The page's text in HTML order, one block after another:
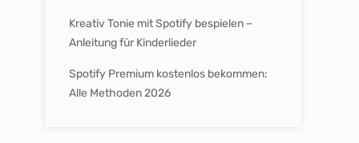
Kreativ Tonie mit Spotify bespielen –
Anleitung für Kinderlieder
Spotify Premium kostenlos bekommen:
Alle Methoden 2026